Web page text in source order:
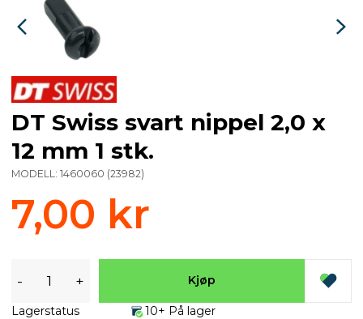
DT Swiss svart nippel 2,0 x
12 mm 1 stk.
MODELL: 1460060 (23982)
7,00 kr
- + Kjøp
Lagerstatus
10+ På lager